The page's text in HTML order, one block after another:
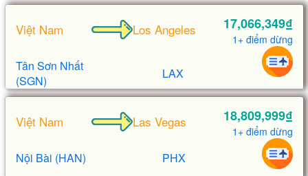
Việt Nam Los Angeles
Tân Sơn Nhất
(SGN)
LAX
17,066,349₫
1+ điểm dừng
Việt Nam Las Vegas
Nội Bài (HAN) PHX
18,809,999₫
1+ điểm dừng